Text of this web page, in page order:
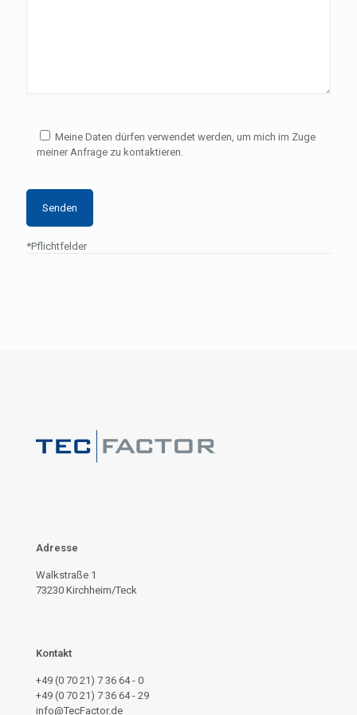
Meine Daten dürfen verwendet werden, um mich im Zuge
meiner Anfrage zu kontaktieren.
*Pflichtfelder
Adresse
Walkstraße 1
73230 Kirchheim/Teck
Kontakt
+49 (0 70 21) 7 36 64 - 0
+49 (0 70 21) 7 36 64 - 29
info@TecFactor.de